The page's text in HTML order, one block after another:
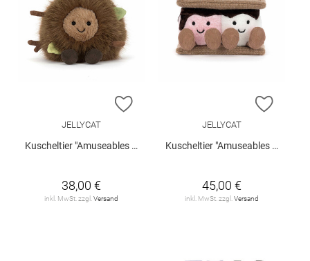
ZUR WUNSCHLISTE HINZUFÜGEN
JELLYCAT
Kuscheltier "Amuseables Mulshi Woodland Floor"
38,00 €
inkl. MwSt. zzgl. Versand
ZUR
JELLYCAT
Kuscheltier "Amuseables S'mores"
45,00 €
inkl. MwSt. zzgl. Versand